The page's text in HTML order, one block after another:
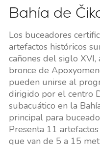
Bahía de
Los buceadores
artefactos históricos
cañones del siglo XVI,
bronce de
pueden unirse al
dirigido por el centro
subacuático en la
principal para
Presenta 11
que van de 5 a 15